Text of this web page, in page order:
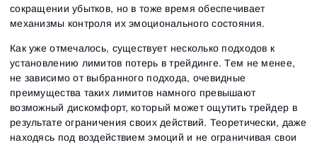
сокращении убытков, но в тоже время обеспечивает
механизмы контроля их эмоционального состояния.
Как уже отмечалось, существует несколько подходов к
установлению лимитов потерь в трейдинге. Тем не менее,
не зависимо от выбранного подхода, очевидные
преимущества таких лимитов намного превышают
возможный дискомфорт, который может ощутить трейдер в
результате ограничения своих действий. Теоретически, даже
находясь под воздействием эмоций и не ограничивая свои